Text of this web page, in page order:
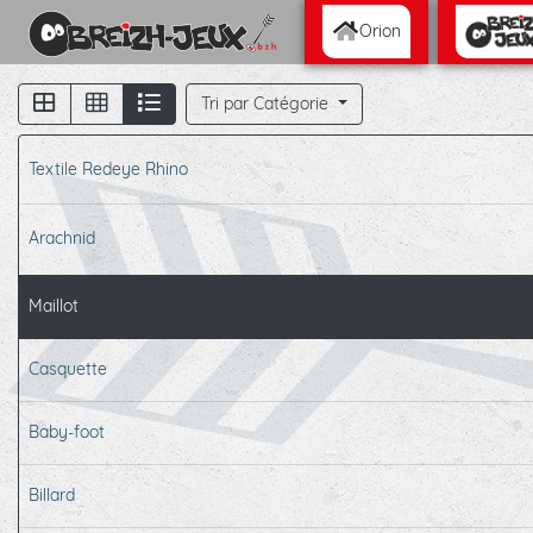
Orion
Tri par Catégorie
Textile Redeye Rhino
Arachnid
Maillot
Casquette
Baby-foot
Billard